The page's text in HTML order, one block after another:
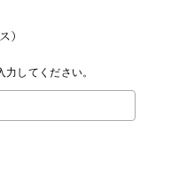
）
してください。